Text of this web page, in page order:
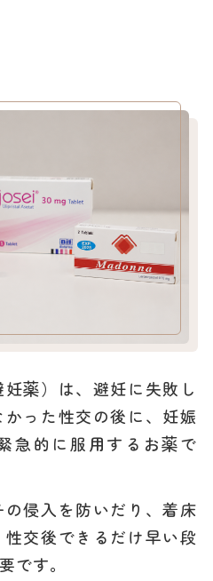
薬）は、避妊に失敗し
った性交の後に、妊娠
急的に服用するお薬で
侵入を防いだり、着床
交後できるだけ早い段
です。